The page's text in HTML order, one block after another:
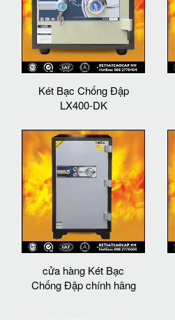
Két Bạc Chống Đập
LX400-DK
cửa hàng Két Bạc
Chống Đập chính hãng